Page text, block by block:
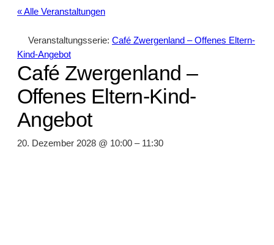
« Alle Veranstaltungen
Veranstaltungsserie: Café Zwergenland – Offenes Eltern-
Kind-Angebot
Café Zwergenland –
Offenes Eltern-Kind-
Angebot
20. Dezember 2028 @ 10:00 – 11:30